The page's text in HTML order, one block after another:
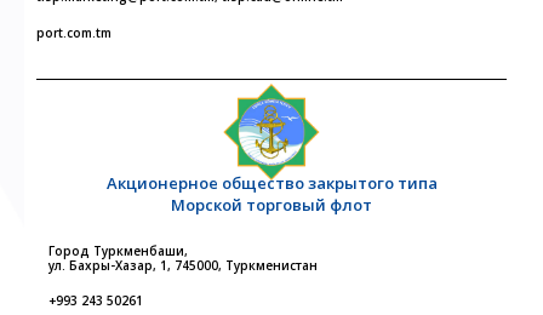
port.com.tm
Акционерное общество закрытого типа
Морской торговый флот
Город Туркменбаши,
ул. Бахры-Хазар, 1, 745000, Туркменистан
+993 243 50261